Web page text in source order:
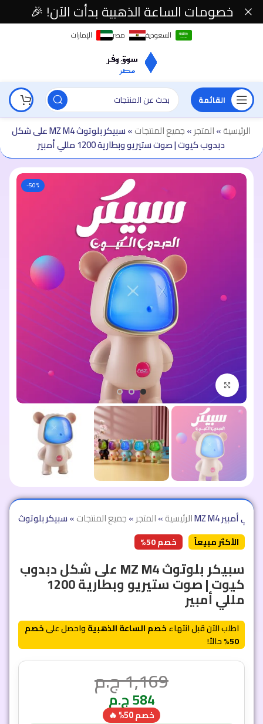
السعودية مصر الإمارات
القائمة
الرئيسية»المتجر»جميع المنتجات»
سبيكر بلوتوث MZ M4 على شكل
دبدوب كيوت | صوت ستيريو وبطارية 1200 مللي أمبير
-50%
الرئيسية»المتجر»جميع المنتجات»
الأكثر مبيعاً خصم 50%
سبيكر بلوتوث MZ M4 على شكل دبدوب
كيوت | صوت ستيريو وبطارية 1200
مللي أمبير
اطلب الآن قبل انتهاءخصم الساعة الذهبيةواحصل علىخصم
50% حالاً!
1,169ج.م
584ج.م
خصم 50% 🔥
خصومات الساعة الذهبية بدأت الآن! 🎉